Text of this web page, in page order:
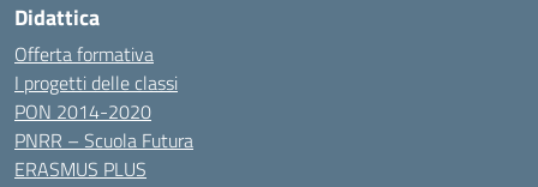
Didattica
Offerta formativa
I progetti delle classi
PON 2014-2020
PNRR – Scuola Futura
ERASMUS PLUS